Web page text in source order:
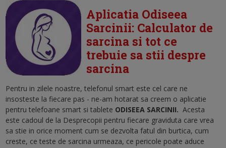
Aplicatia Odiseea
Sarcinii: Calculator de
sarcina si tot ce
trebuie sa stii despre
sarcina
Pentru in zilele noastre, telefonul smart este cel care ne
insosteste la fiecare pas - ne-am hotarat sa creem o aplicatie
pentru telefoane smart si tablete ODISEEA SARCINII. Acesta
este cadoul de la Desprecopii pentru fiecare graviduta care vrea
sa stie in orice moment cum se dezvolta fatul din burtica, cum
creste, ce teste de sarcina urmeaza, ce pericole poate aduce